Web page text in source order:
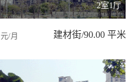
2室1厅
元/月 建材街/90.00 平米